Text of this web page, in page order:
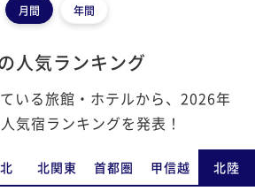
月間 年間
人気ランキング
いる旅館・ホテルから、2026年
気宿ランキングを発表！
北関東 首都圏 甲信越 北陸